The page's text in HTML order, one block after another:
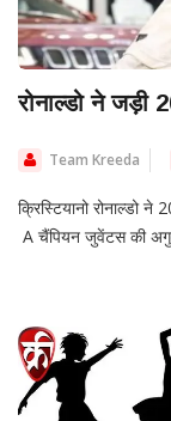
रोनाल्डो ने जड़ी
Team Kreeda
क्रिस्टियानो रोनाल्डो
A चैंपियन जुवेंटस की